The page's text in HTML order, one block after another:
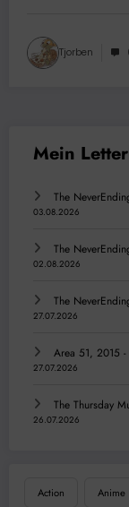
Tjorben
The
03.08.2026
The
02.08.2026
The
27.07.2026
Area 51, 2015
27.07.2026
The Thursday
26.07.2026
Action Anime